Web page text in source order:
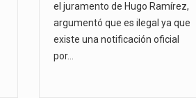
el juramento de Hugo Ramírez,
argumentó que es ilegal ya que
existe una notificación oficial
por…